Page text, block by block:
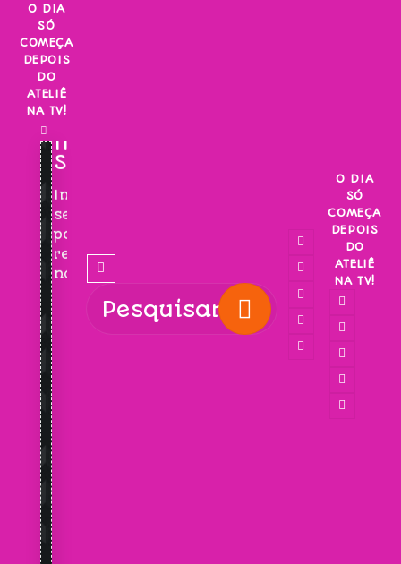
Skip
content
O DIA
SÓ
COMEÇA
DEPOIS
DO
ATELIÊ
NA TV!
INSCREVA-
SE!
Inscreva-
se
para
receber
novidades!
O DIA
SÓ
COMEÇA
DEPOIS
DO
ATELIÊ
NA TV!